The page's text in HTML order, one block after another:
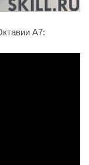
А7: